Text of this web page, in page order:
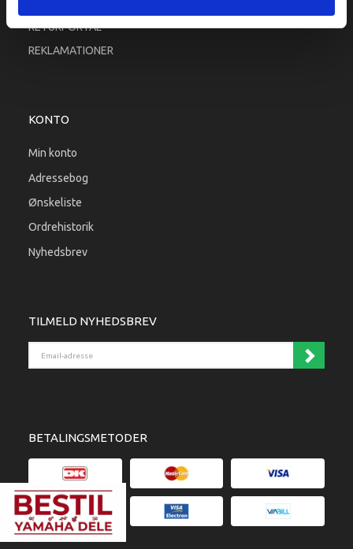
RETURPORTAL
REKLAMATIONER
KONTO
Min konto
Adressebog
Ønskeliste
Ordrehistorik
Nyhedsbrev
TILMELD NYHEDSBREV
BETALINGSMETODER